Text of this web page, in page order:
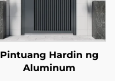
Pintuang Hardin ng
Aluminum